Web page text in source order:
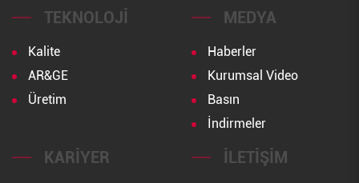
TEKNOLOJI
Kalite
AR&GE
Üretim
MEDYA
Haberler
Kurumsal Video
Basın
İndirmeler
KARIYER İLETIŞIM